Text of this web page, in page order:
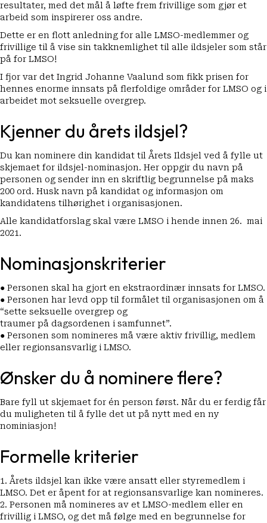
resultater, med det mål å løfte frem frivillige som gjør et
arbeid som inspirerer oss andre.
Dette er en flott anledning for alle LMSO-medlemmer og
frivillige til å vise sin takknemlighet til alle ildsjeler som står
på for LMSO!
I fjor var det Ingrid Johanne Vaalund som fikk prisen for
hennes enorme innsats på flerfoldige områder for LMSO og i
arbeidet mot seksuelle overgrep.
Kjenner du årets ildsjel?
Du kan nominere din kandidat til Årets Ildsjel ved å fylle ut
skjemaet for ildsjel-nominasjon. Her oppgir du navn på
personen og sender inn en skriftlig begrunnelse på maks
200 ord. Husk navn på kandidat og informasjon om
kandidatens tilhørighet i organisasjonen.
Alle kandidatforslag skal være LMSO i hende innen 26. mai
2021.
Nominasjonskriterier
● Personen skal ha gjort en ekstraordinær innsats for LMSO.
● Personen har levd opp til formålet til organisasjonen om å
“sette seksuelle overgrep og
traumer på dagsordenen i samfunnet”.
● Personen som nomineres må være aktiv frivillig, medlem
eller regionsansvarlig i LMSO.
Ønsker du å nominere flere?
Bare fyll ut skjemaet for én person først. Når du er ferdig får
du muligheten til å fylle det ut på nytt med en ny
nominiasjon!
Formelle kriterier
1. Årets ildsjel kan ikke være ansatt eller styremedlem i
LMSO. Det er åpent for at regionsansvarlige kan nomineres.
2. Personen må nomineres av et LMSO-medlem eller en
frivillig i LMSO, og det må følge med en begrunnelse for